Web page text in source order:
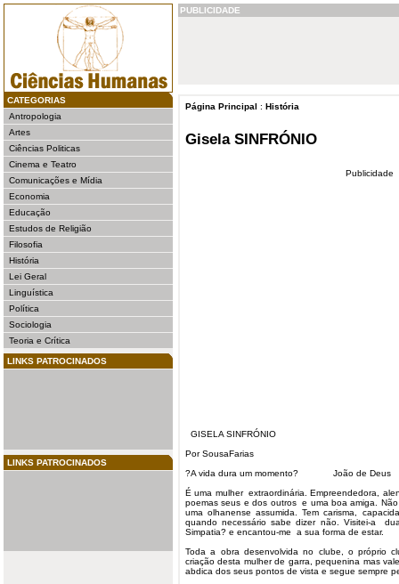
CATEGORIAS
Antropologia
Artes
Ciências Politicas
Cinema e Teatro
Comunicações e Mídia
Economia
Educação
Estudos de Religião
Filosofia
História
Lei Geral
Linguística
Política
Sociologia
Teoria e Crítica
LINKS PATROCINADOS
LINKS PATROCINADOS
PUBLICIDADE
Página Principal : História
Gisela SINFRÓNIO
Publicidade
GISELA SINFRÓNIO
Por SousaFarias
?A vida dura um momento? João de Deus
É uma mulher extraordinária. Empreendedora,
poemas seus e dos outros e uma boa amiga.
uma olhanense assumida. Tem carisma,
quando necessário sabe dizer não. Visitei-a
Simpatia? e encantou-me a sua forma de estar.
Toda a obra desenvolvida no clube, o próprio
criação desta mulher de garra, pequenina mas
abdica dos seus pontos de vista e segue sempre